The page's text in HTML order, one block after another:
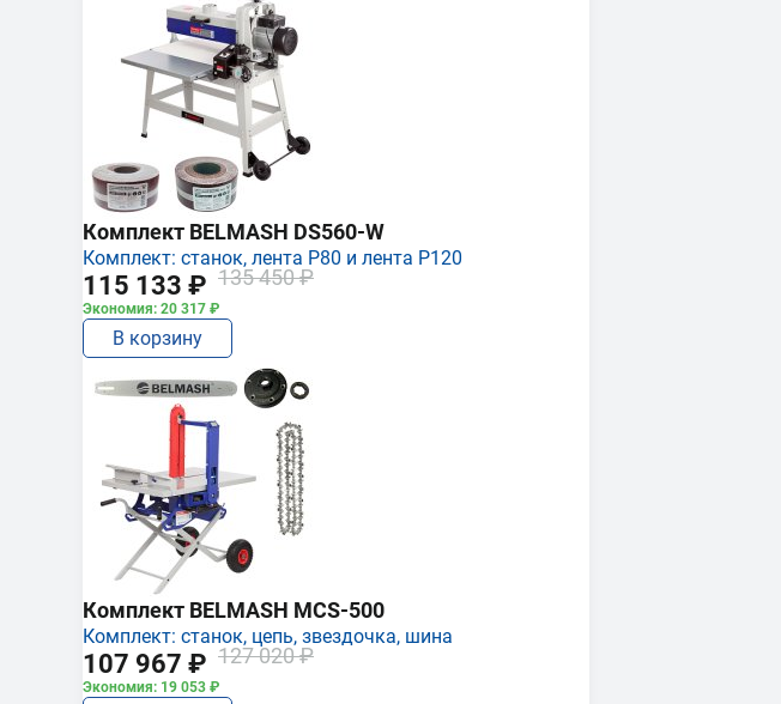
Комплект BELMASH DS560-W
Комплект: станок, лента P80 и лента P120
115 133 ₽ 135 450 ₽
Экономия: 20 317 ₽
В корзину
Комплект BELMASH MCS-500
Комплект: станок, цепь, звездочка, шина
107 967 ₽ 127 020 ₽
Экономия: 19 053 ₽